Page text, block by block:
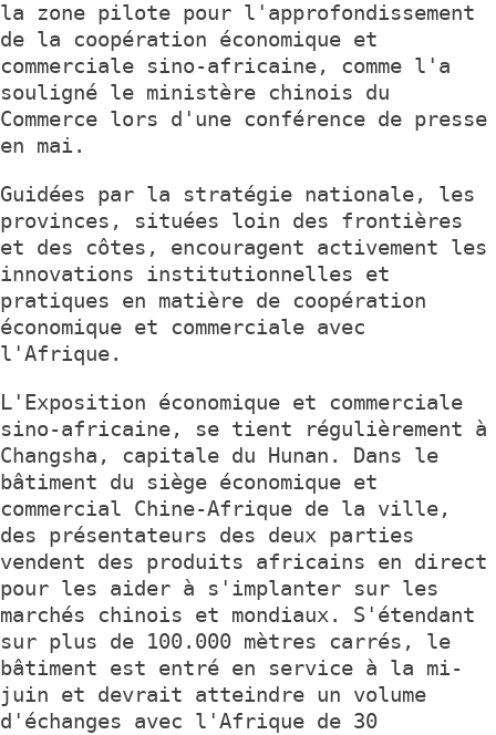
la zone pilote pour l'approfondissement
de la coopération économique et
commerciale sino-africaine, comme l'a
souligné le ministère chinois du
Commerce lors d'une conférence de presse
en mai.
Guidées par la stratégie nationale, les
provinces, situées loin des frontières
et des côtes, encouragent activement les
innovations institutionnelles et
pratiques en matière de coopération
économique et commerciale avec
l'Afrique.
L'Exposition économique et commerciale
sino-africaine, se tient régulièrement à
Changsha, capitale du Hunan. Dans le
bâtiment du siège économique et
commercial Chine-Afrique de la ville,
des présentateurs des deux parties
vendent des produits africains en direct
pour les aider à s'implanter sur les
marchés chinois et mondiaux. S'étendant
sur plus de 100.000 mètres carrés, le
bâtiment est entré en service à la mi-
juin et devrait atteindre un volume
d'échanges avec l'Afrique de 30